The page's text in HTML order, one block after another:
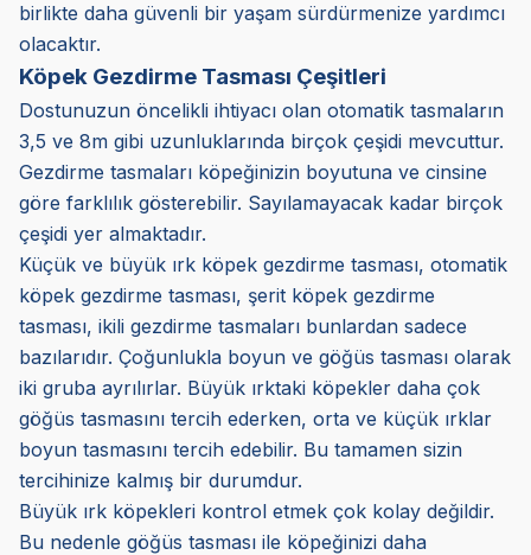
birlikte daha güvenli bir yaşam sürdürmenize yardımcı
olacaktır.
Köpek Gezdirme Tasması Çeşitleri
Dostunuzun öncelikli ihtiyacı olan otomatik tasmaların
3,5 ve 8m gibi uzunluklarında birçok çeşidi mevcuttur.
Gezdirme tasmaları köpeğinizin boyutuna ve cinsine
göre farklılık gösterebilir. Sayılamayacak kadar birçok
çeşidi yer almaktadır.
Küçük ve büyük ırk köpek gezdirme tasması, otomatik
köpek gezdirme tasması, şerit köpek gezdirme
tasması, ikili gezdirme tasmaları bunlardan sadece
bazılarıdır. Çoğunlukla boyun ve göğüs tasması olarak
iki gruba ayrılırlar. Büyük ırktaki köpekler daha çok
göğüs tasmasını tercih ederken, orta ve küçük ırklar
boyun tasmasını tercih edebilir. Bu tamamen sizin
tercihinize kalmış bir durumdur.
Büyük ırk köpekleri kontrol etmek çok kolay değildir.
Bu nedenle göğüs tasması ile köpeğinizi daha